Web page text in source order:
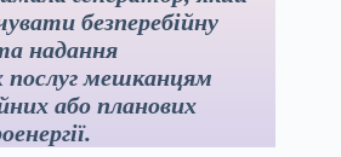
безперебійну
надання
послуг мешканцям
або планових